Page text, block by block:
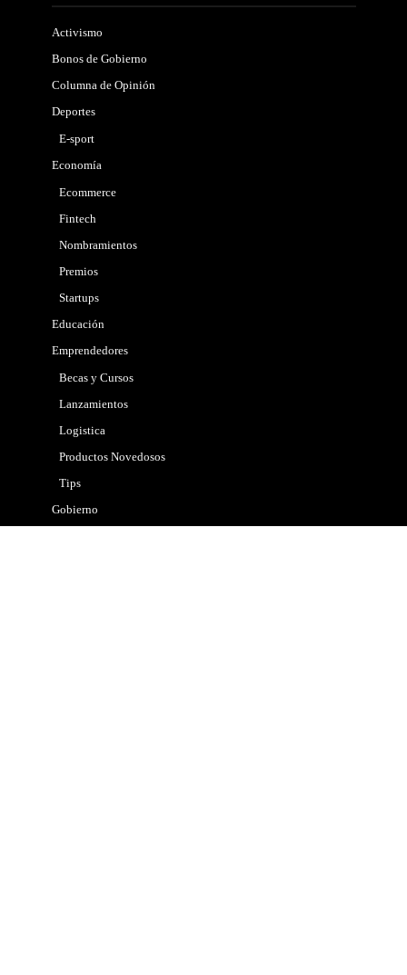
Activismo
Bonos de Gobierno
Columna de Opinión
Deportes
E-sport
Economía
Ecommerce
Fintech
Nombramientos
Premios
Startups
Educación
Emprendedores
Becas y Cursos
Lanzamientos
Logistica
Productos Novedosos
Tips
Gobierno